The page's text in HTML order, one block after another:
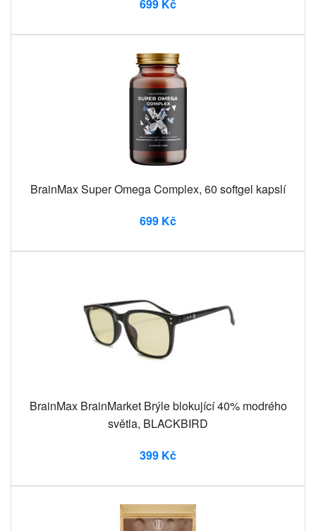
699 Kč
BrainMax Super Omega Complex, 60 softgel kapslí
699 Kč
BrainMax BrainMarket Brýle blokující 40% modrého
světla, BLACKBIRD
399 Kč